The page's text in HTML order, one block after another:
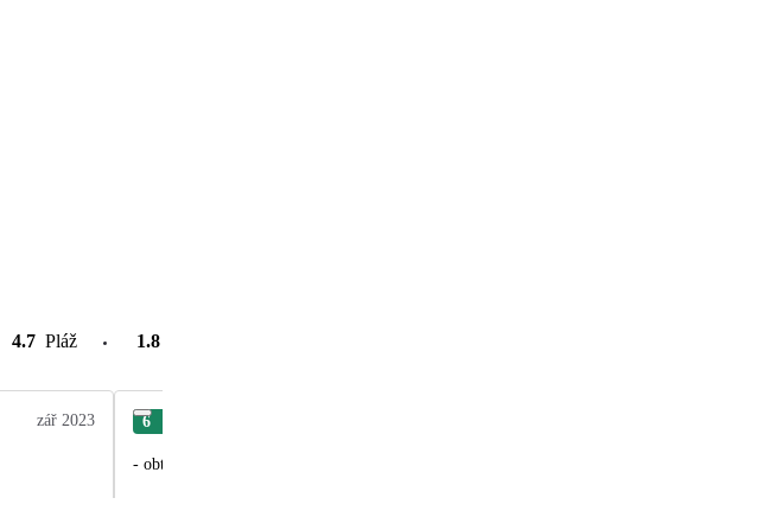
4.7 Pláž 1.8
zář 2023 6
- obtížné hledání autobusu k přepravě z letiště do hotelu